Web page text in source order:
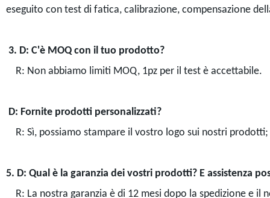
eseguito con test di fatica, calibrazione, compensazione
3. D: C'è MOQ con il tuo prodotto?
R: Non abbiamo limiti MOQ, 1pz per il test è accettabile.
D: Fornite prodotti personalizzati?
R: Sì, possiamo stampare il vostro logo sui nostri
5. D: Qual è la garanzia dei vostri prodotti? E assistenza
R: La nostra garanzia è di 12 mesi dopo la spedizione e